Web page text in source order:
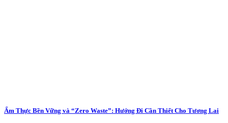
Ẩm Thực Bền Vững và “Zero Waste”: Hướng Đi Cần Thiết Cho Tương Lai